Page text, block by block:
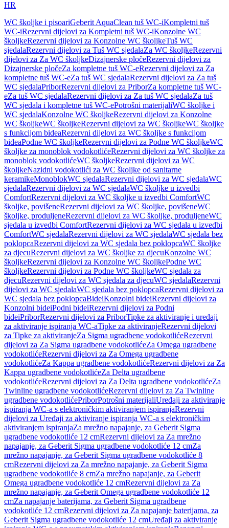
HR
WC školjke i pisoariGeberit AquaClean tuš WC-iKompletni tuš
WC-iRezervni dijelovi za Kompletni tuš WC-iKonzolne WC
školjkeRezervni dijelovi za Konzolne WC školjkeTuš WC
sjedalaRezervni dijelovi za Tuš WC sjedalaZa WC školjkeRezervni
dijelovi za Za WC školjkeDizajnerske pločeRezervni dijelovi za
Dizajnerske pločeZa kompletne tuš WC-eRezervni dijelovi za Za
kompletne tuš WC-eZa tuš WC sjedalaRezervni dijelovi za Za tuš
WC sjedalaPriborRezervni dijelovi za PriborZa kompletne tuš WC-
eZa tuš WC sjedalaRezervni dijelovi za Za tuš WC sjedalaZa tuš
WC sjedala i kompletne tuš WC-ePotrošni materijaliWC školjke i
WC sjedalaKonzolne WC školjkeRezervni dijelovi za Konzolne
WC školjkeWC školjkeRezervni dijelovi za WC školjkeWC školjke
s funkcijom bideaRezervni dijelovi za WC školjke s funkcijom
bideaPodne WC školjkeRezervni dijelovi za Podne WC školjkeWC
školjke za monoblok vodokotlićeRezervni dijelovi za WC školjke za
monoblok vodokotlićeWC školjkeRezervni dijelovi za WC
školjkeNazidni vodokotlići za WC školjke od sanitarne
keramikeMonoblokWC sjedalaRezervni dijelovi za WC sjedalaWC
sjedalaRezervni dijelovi za WC sjedalaWC školjke u izvedbi
ComfortRezervni dijelovi za WC školjke u izvedbi ComfortWC
školjke, povišeneRezervni dijelovi za WC školjke, povišeneWC
školjke, produljeneRezervni dijelovi za WC školjke, produljeneWC
sjedala u izvedbi ComfortRezervni dijelovi za WC sjedala u izvedbi
ComfortWC sjedalaRezervni dijelovi za WC sjedalaWC sjedala bez
poklopcaRezervni dijelovi za WC sjedala bez poklopcaWC školjke
za djecuRezervni dijelovi za WC školjke za djecuKonzolne WC
školjkeRezervni dijelovi za Konzolne WC školjkePodne WC
školjkeRezervni dijelovi za Podne WC školjkeWC sjedala za
djecuRezervni dijelovi za WC sjedala za djecuWC sjedalaRezervni
dijelovi za WC sjedalaWC sjedala bez poklopcaRezervni dijelovi za
WC sjedala bez poklopcaBideiKonzolni bideiRezervni dijelovi za
Konzolni bideiPodni bideiRezervni dijelovi za Podni
bideiPriborRezervni dijelovi za PriborTipke za aktiviranje i uređaji
za aktiviranje ispiranja WC-aTipke za aktiviranjeRezervni dijelovi
za Tipke za aktiviranjeZa Sigma ugradbene vodokotlićeRezervni
dijelovi za Za Sigma ugradbene vodokotlićeZa Omega ugradbene
vodokotlićeRezervni dijelovi za Za Omega ugradbene
vodokotlićeZa Kappa ugradbene vodokotlićeRezervni dijelovi za Za
Kappa ugradbene vodokotlićeZa Delta ugradbene
vodokotlićeRezervni dijelovi za Za Delta ugradbene vodokotlićeZa
Twinline ugradbene vodokotlićeRezervni dijelovi za Za Twinline
ugradbene vodokotlićePriborPotrošni materijaliUređaji za aktiviranje
ispiranja WC-a s elektroničkim aktiviranjem ispiranjaRezervni
dijelovi za Uređaji za aktiviranje ispiranja WC-a s elektroničkim
aktiviranjem ispiranjaZa mrežno napajanje, za Geberit Sigma
ugradbene vodokotliće 12 cmRezervni dijelovi za Za mrežno
napajanje, za Geberit Sigma ugradbene vodokotliće 12 cmZa
mrežno napajanje, za Geberit Sigma ugradbene vodokotliće 8
cmRezervni dijelovi za Za mrežno napajanje, za Geberit Sigma
ugradbene vodokotliće 8 cmZa mrežno napajanje, za Geberit
Omega ugradbene vodokotliće 12 cmRezervni dijelovi za Za
mrežno napajanje, za Geberit Omega ugradbene vodokotliće 12
cmZa napajanje baterijama, za Geberit Sigma ugradbene
vodokotliće 12 cmRezervni dijelovi za Za napajanje baterijama, za
Geberit Sigma ugradbene vodokotliće 12 cmUređaji za aktiviranje